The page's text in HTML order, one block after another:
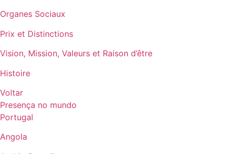
Organes Sociaux
Prix et Distinctions
Vision, Mission, Valeurs et Raison d’être
Histoire
Voltar
Presença no mundo
Portugal
Angola